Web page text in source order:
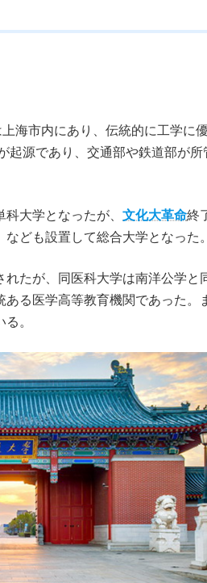
海市内にあり、伝統的に工学に
起源であり、交通部や鉄道部が所
大学となったが、 文化大革命終
ども設置して総合大学となった。
たが、同医科大学は南洋公学と
る医学高等教育機関であった。
。